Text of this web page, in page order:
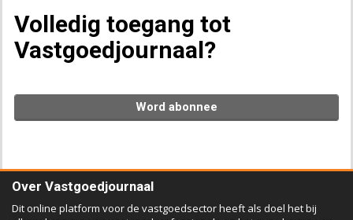
Volledig toegang tot
Vastgoedjournaal?
Word abonnee
Over Vastgoedjournaal
Dit online platform voor de vastgoedsector heeft als doel het bij